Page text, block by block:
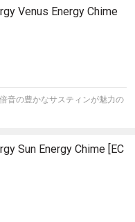
Venus Energy Chime
音の豊かなサスティンが魅力の
Sun Energy Chime [EC